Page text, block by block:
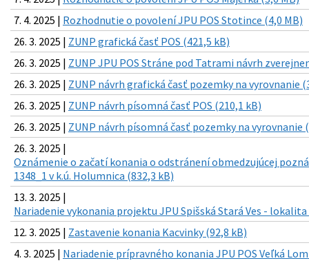
7. 4. 2025 | Rozhodnutie o povolení JPU POS Stotince (4,0 MB)
26. 3. 2025 | ZUNP grafická časť POS (421,5 kB)
26. 3. 2025 | ZUNP JPU POS Stráne pod Tatrami návrh
26. 3. 2025 | ZUNP návrh grafická časť pozemky na vyrovnanie
26. 3. 2025 | ZUNP návrh písomná časť POS (210,1 kB)
26. 3. 2025 | ZUNP návrh písomná časť pozemky na vyrovnanie
26. 3. 2025 |
Oznámenie o začatí konania o odstránení obmedzujúcej
1348_1 v k.ú. Holumnica (832,3 kB)
13. 3. 2025 |
Nariadenie vykonania projektu JPU Spišská Stará Ves - lokalita
12. 3. 2025 | Zastavenie konania Kacvinky (92,8 kB)
4. 3. 2025 | Nariadenie prípravného konania JPU POS Veľká